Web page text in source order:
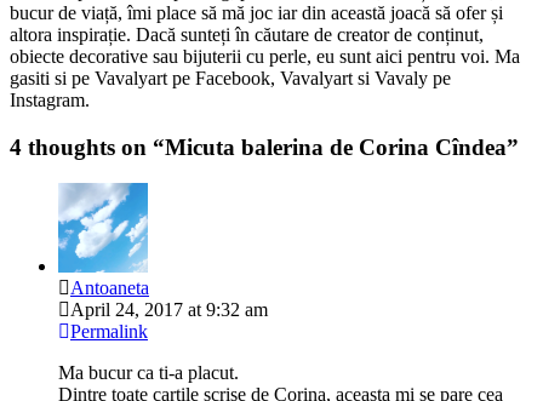
bucur de viață, îmi place să mă joc iar din această joacă să ofer și
altora inspirație. Dacă sunteți în căutare de creator de conținut,
obiecte decorative sau bijuterii cu perle, eu sunt aici pentru voi. Ma
gasiti si pe Vavalyart pe Facebook, Vavalyart si Vavaly pe
Instagram.
4 thoughts on “Micuta balerina de Corina Cîndea”
Antoaneta
April 24, 2017 at 9:32 am
Permalink
Ma bucur ca ti-a placut.
Dintre toate cartile scrise de Corina, aceasta mi se pare cea